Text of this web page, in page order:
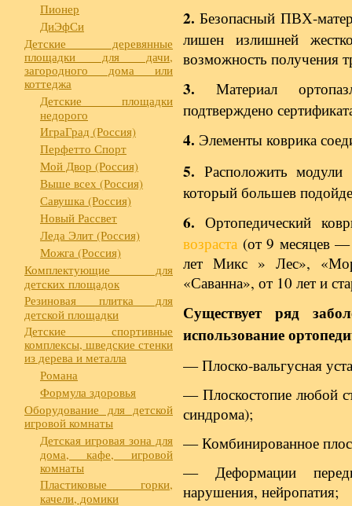
Пионер
ДиЭфСи
Детские деревянные
площадки для дачи,
загородного дома или
коттеджа
Детские площадки
недорого
ИграГрад (Россия)
Перфетто Спорт
Мой Двор (Россия)
Выше всех (Россия)
Савушка (Россия)
Новый Рассвет
Леда Элит (Россия)
Можга (Россия)
Комплектующие для
детских площадок
Резиновая плитка для
детской площадки
Детские спортивные
комплексы, шведские стенки
из дерева и металла
Романа
Формула здоровья
Оборудование для детской
игровой комнаты
Детская игровая зона для
дома, кафе, игровой
комнаты
Пластиковые горки,
качели, домики
2. Безопасный ПВХ-
лишен излишней
возможность получения
3. Материал
подтверждено
4. Элементы коврика
5. Расположить
который большев
6. Ортопедический
возраста (от 9 месяцев
лет Микс » Лес»,
«Саванна», от 10 лет и
Существует ряд
использование
— Плоско-вальгусная
— Плоскостопие любой
синдрома);
— Комбинированное
— Деформации
нарушения, нейропатия;